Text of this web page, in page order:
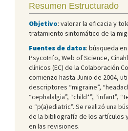
Resumen Estructurado
Objetivo: valorar la eficacia y
tratamiento sintomático de la
Fuentes de datos: búsqueda
PsycoInfo, Web of Science,
clínicos (EC) de la Colaboración
comienzo hasta Junio de 2004,
descriptores “migraine”,
“cephalalgia”, “child*”, “infant”,
o “p(a)ediatric”. Se realizó una
de la bibliografía de los artículos
en las revisiones.